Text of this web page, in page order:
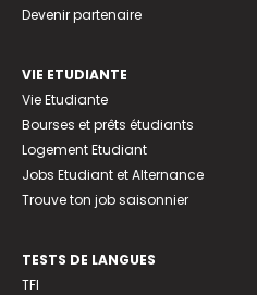
Devenir partenaire
VIE ETUDIANTE
Vie Etudiante
Bourses et prêts étudiants
Logement Etudiant
Jobs Etudiant et Alternance
Trouve ton job saisonnier
TESTS DE LANGUES
TFI